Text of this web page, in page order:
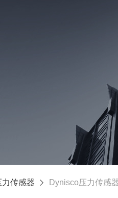
力传感器 Dynisco压力传感